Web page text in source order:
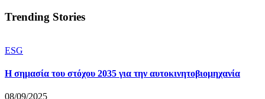
Trending Stories
ESG
Η σημασία του στόχου 2035 για την αυτοκινητοβιομηχανία
08/09/2025